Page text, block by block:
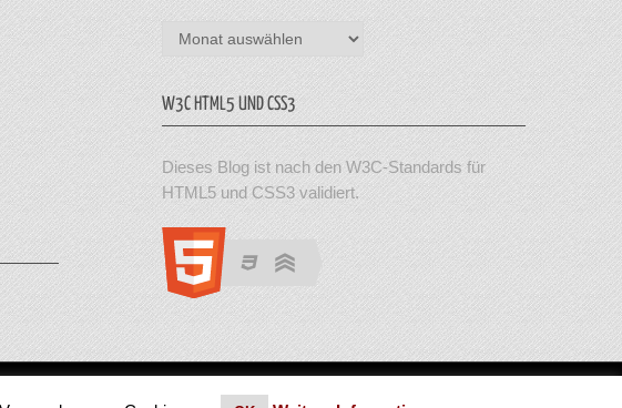
Archiv
W3C HTML5 UND CSS3
Dieses Blog ist nach den W3C-Standards für
HTML5 und CSS3 validiert.
vorbehalten. Theme von MyThemeShop. Impressum